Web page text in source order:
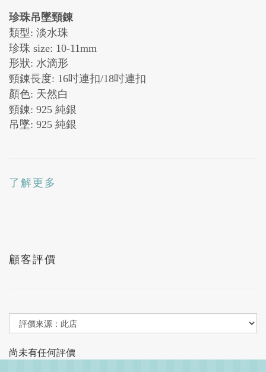
珍珠吊墜頸錬
類型: 淡水珠
珍珠 size: 10-11mm
形狀: 水滴形
頸錬長度: 16吋連扣/18吋連扣
顏色: 天然白
頸錬: 925 純銀
吊墜: 925 純銀
了解更多
顧客評價
尚未有任何評價